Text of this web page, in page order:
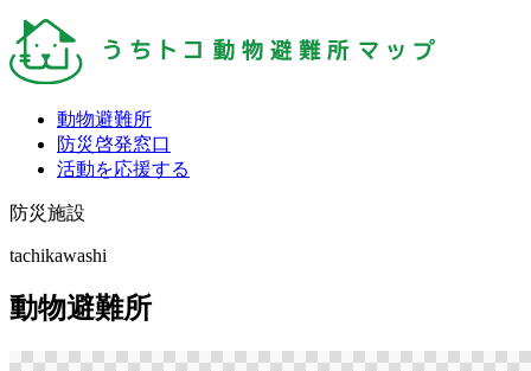
動物避難所
防災啓発窓口
活動を応援する
防災施設
tachikawashi
動物避難所